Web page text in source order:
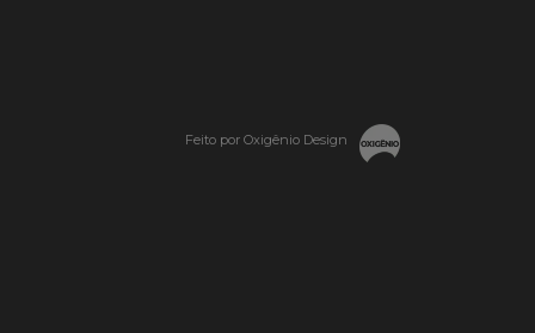
Feito por Oxigênio Design